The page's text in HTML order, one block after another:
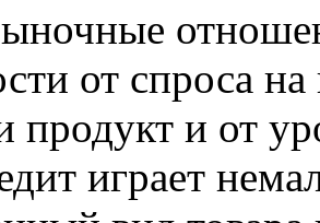
от спроса
продукт и от
играет